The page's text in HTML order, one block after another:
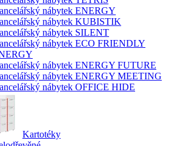
nábytek ENERGY
nábytek KUBISTIK
nábytek SILENT
nábytek ECO FRIENDLY
nábytek ENERGY FUTURE
nábytek ENERGY MEETING
nábytek OFFICE HIDE
Kartotéky